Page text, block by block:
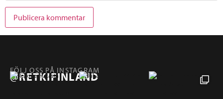
FÖLJ OSS PÅ INSTAGRAM
@RETKIFINLAND